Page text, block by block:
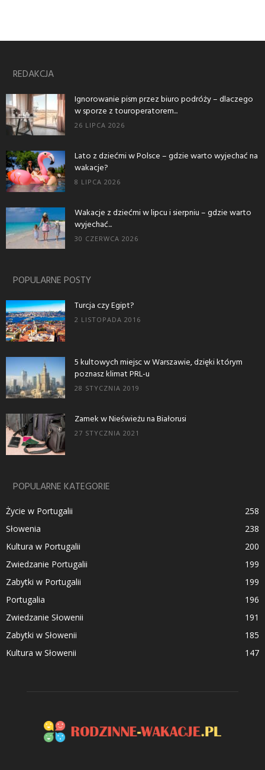
REDAKCJA
Ignorowanie pism przez biuro podróży – dlaczego
w sporze z touroperatorem...
26 LIPCA 2026
Lato z dziećmi w Polsce – gdzie warto wyjechać na
wakacje?
8 LIPCA 2026
Wakacje z dziećmi w lipcu i sierpniu – gdzie warto
wyjechać...
30 CZERWCA 2026
POPULARNE POSTY
Turcja czy Egipt?
2 LISTOPADA 2016
5 kultowych miejsc w Warszawie, dzięki którym
poznasz klimat PRL-u
28 STYCZNIA 2019
Zamek w Nieświeżu na Białorusi
27 STYCZNIA 2021
POPULARNE KATEGORIE
Życie w Portugalii
258
Słowenia
238
Kultura w Portugalii
200
Zwiedzanie Portugalii
199
Zabytki w Portugalii
199
Portugalia
196
Zwiedzanie Słowenii
191
Zabytki w Słowenii
185
Kultura w Słowenii
147